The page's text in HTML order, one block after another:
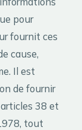
pour
fournit ces
cause,
Il est
de fournir
38 et
tout